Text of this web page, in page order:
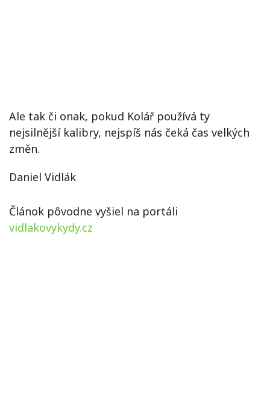
Ale tak či onak, pokud Kolář používá ty
nejsilnější kalibry, nejspíš nás čeká čas velkých
změn.
Daniel Vidlák
Článok pôvodne vyšiel na portáli
vidlakovykydy.cz